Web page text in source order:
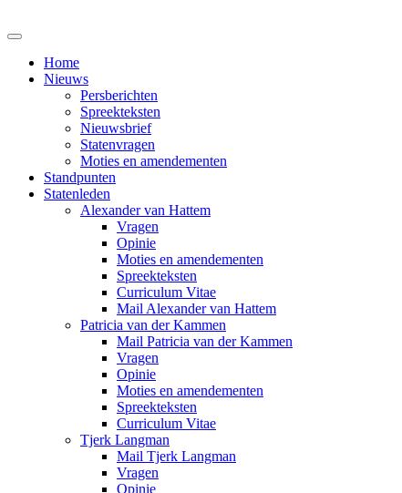
Home
Nieuws
Persberichten
Spreekteksten
Nieuwsbrief
Statenvragen
Moties en amendementen
Standpunten
Statenleden
Alexander van Hattem
Vragen
Opinie
Moties en amendementen
Spreekteksten
Curriculum Vitae
Mail Alexander van Hattem
Patricia van der Kammen
Mail Patricia van der Kammen
Vragen
Opinie
Moties en amendementen
Spreekteksten
Curriculum Vitae
Tjerk Langman
Mail Tjerk Langman
Vragen
Opinie